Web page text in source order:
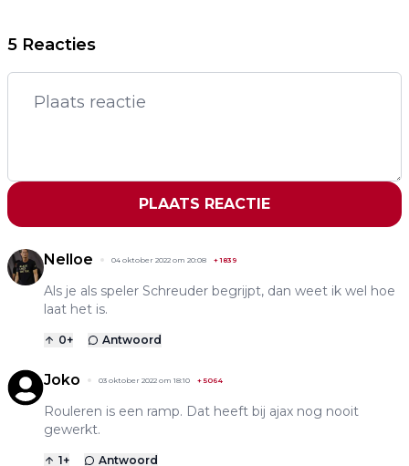
5 Reacties
PLAATS REACTIE
Nelloe 04 oktober 2022 om 20:08 +1839
Als je als speler Schreuder begrijpt, dan weet ik wel hoe
laat het is.
0+ Antwoord
Joko 03 oktober 2022 om 18:10 +5064
Rouleren is een ramp. Dat heeft bij ajax nog nooit
gewerkt.
1+ Antwoord